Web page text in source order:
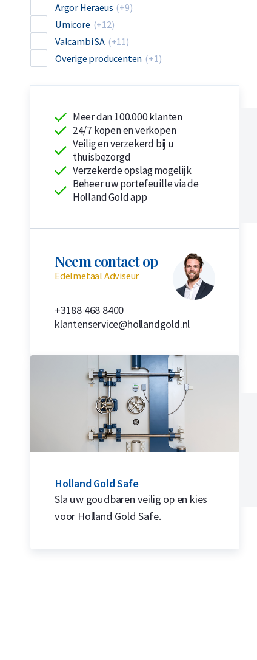
Argor Heraeus (+9)
Umicore (+12)
Valcambi SA (+11)
Overige producenten (+1)
Meer dan 100.000 klanten
24/7 kopen en verkopen
Veilig en verzekerd bij u
thuisbezorgd
Verzekerde opslag mogelijk
Beheer uw portefeuille via de
Holland Gold app
Neem contact op
Edelmetaal Adviseur
+3188 468 8400
klantenservice@hollandgold.nl
Holland Gold Safe
Sla uw goudbaren veilig op en kies
voor Holland Gold Safe.